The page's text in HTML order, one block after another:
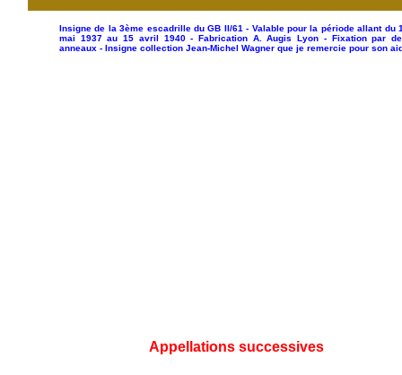
Insigne de la 3ème escadrille du GB II/61 - Valable pour la période allant du
mai 1937 au 15 avril 1940 - Fabrication A. Augis Lyon - Fixation par
anneaux - Insigne collection Jean-Michel Wagner que je remercie pour son
Appellations successives